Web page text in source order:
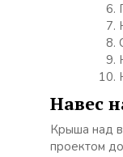
Навес
Крыша над
проектом